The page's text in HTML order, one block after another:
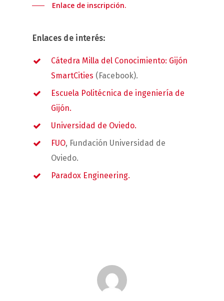
Enlace de inscripción.
Enlaces de interés:
Cátedra Milla del Conocimiento: Gijón
SmartCities (Facebook).
Escuela Politécnica de ingeniería de
Gijón.
Universidad de Oviedo.
FUO, Fundación Universidad de
Oviedo.
Paradox Engineering.